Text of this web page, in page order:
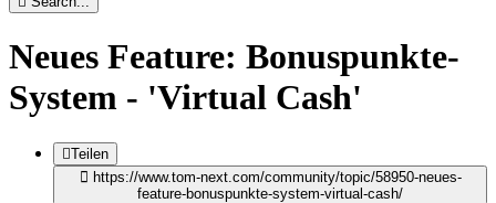
Neues Feature: Bonuspunkte-
System - 'Virtual Cash'
Teilen
https://www.tom-next.com/community/topic/58950-neues-
feature-bonuspunkte-system-virtual-cash/